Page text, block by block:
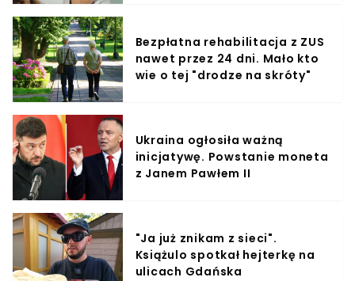
Bezpłatna rehabilitacja z ZUS
nawet przez 24 dni. Mało kto
wie o tej "drodze na skróty"
Ukraina ogłosiła ważną
inicjatywę. Powstanie moneta
z Janem Pawłem II
"Ja już znikam z sieci".
Książulo spotkał hejterkę na
ulicach Gdańska